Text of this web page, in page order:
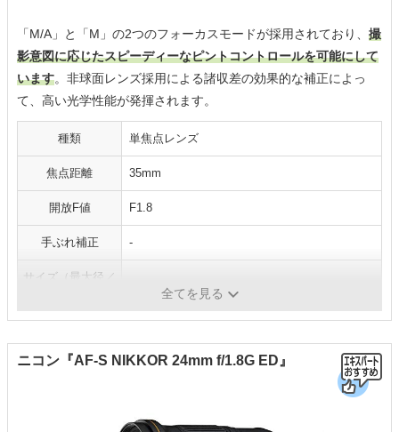
「M/A」と「M」の2つのフォーカスモードが採用されており、 撮
影意図に応じたスピーディーなピントコントロールを可能にして
います。非球面レンズ採用による諸収差の効果的な補正によっ
て、高い光学性能が発揮されます。
種類 単焦点レンズ
焦点距離 35mm
開放F値 F1.8
手ぶれ補正 -
サイズ（最大径／
70.0／52.5mm
全てを見る
ニコン『AF-S NIKKOR 24mm f/1.8G ED』